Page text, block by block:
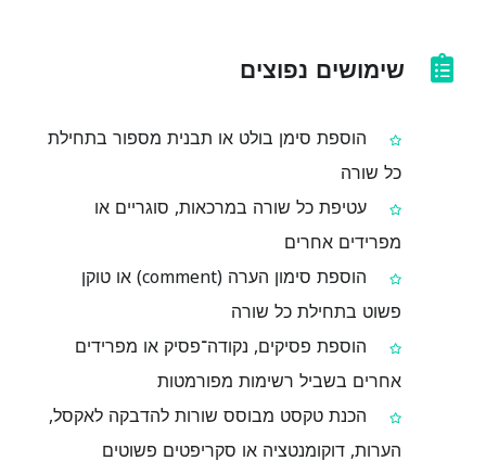
שימושים נפוצים
הוספת סימן בולט או תבנית מספור בתחילת
כל שורה
עטיפת כל שורה במרכאות, סוגריים או
מפרידים אחרים
הוספת סימון הערה (comment) או טוקן
פשוט בתחילת כל שורה
הוספת פסיקים, נקודה־פסיק או מפרידים
אחרים בשביל רשימות מפורמטות
הכנת טקסט מבוסס שורות להדבקה לאקסל,
הערות, דוקומנטציה או סקריפטים פשוטים